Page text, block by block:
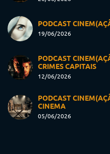
PODCAST
19/06/2026
PODCAST
CRIMES CAPITAIS
12/06/2026
PODCAST
CINEMA
05/06/2026